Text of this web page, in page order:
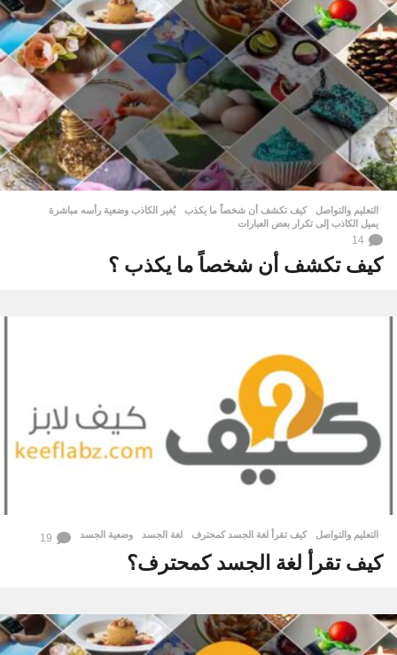
التعليم والتواصل كيف تكشف أن شخصاً ما يكذب ,
يُغير الكاذب وضعية رأسه مباشرة
يميل الكاذب إلى تكرار بعض العبارات
14
كيف تكشف أن شخصاً ما يكذب ؟
التعليم والتواصل كيف تقرأ لغة الجسد كمحترف ,
لغة الجسد ,
وضعية الجسد 19
كيف تقرأ لغة الجسد كمحترف؟